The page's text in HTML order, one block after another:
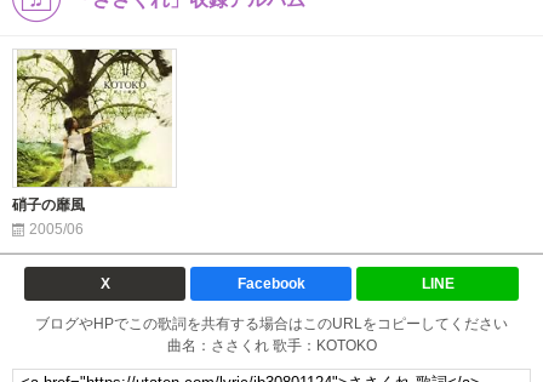
硝子の靡風
2005/06
X Facebook LINE
ブログやHPでこの歌詞を共有する場合はこのURLをコピーしてください
曲名：ささくれ 歌手：KOTOKO